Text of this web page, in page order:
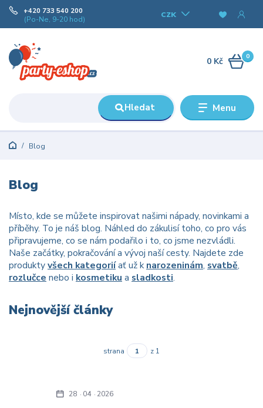
Menu
CZK
Hledat
+420 733 540 200
(Po-Ne, 9-20 hod)
0
0 Kč
Blog
Blog
Místo, kde se můžete inspirovat našimi nápady, novinkami a
příběhy. To je náš blog. Náhled do zákulisí toho, co pro vás
připravujeme, co se nám podařilo i to, co jsme nezvládli.
Naše začátky, pokračování a vývoj naší cesty. Najdete zde
produktyvšech kategoriíať už knarozeninám, svatbě,
rozlučce nebo i kosmetiku a sladkosti.
Nejnovější články
strana z 1
28 04 2026